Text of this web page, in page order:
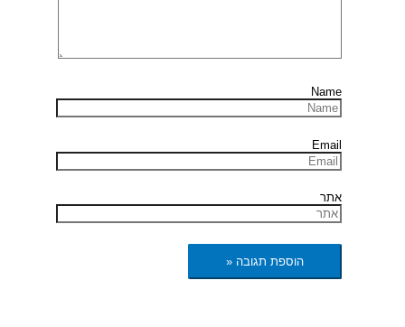
Name
Email
אתר